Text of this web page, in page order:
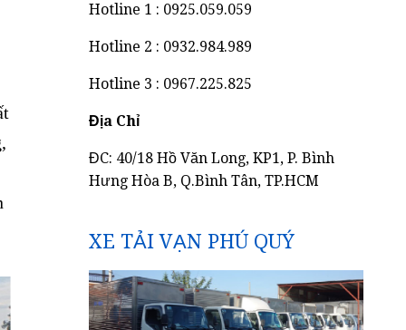
Hotline 1 : 0925.059.059
Hotline 2 : 0932.984.989
Hotline 3 : 0967.225.825
Địa Chỉ
ĐC: 40/18 Hồ Văn Long, KP1, P. Bình
Hưng Hòa B, Q.Bình Tân, TP.HCM
XE TẢI VẠN PHÚ QUÝ